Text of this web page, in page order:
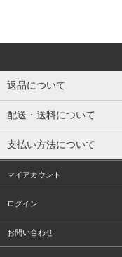
返品について
配送・送料について
支払い方法について
マイアカウント
ログイン
お問い合わせ